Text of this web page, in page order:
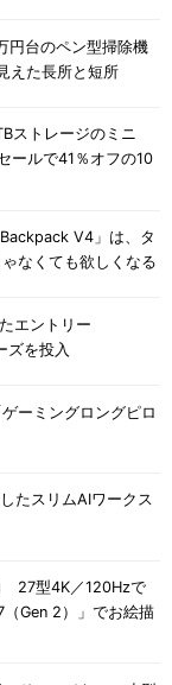
円台のペン型掃除機
えた長所と短所
ストレージのミニ
ールで41％オフの10
V4」は、タ
なくても欲しくなる
エントリー
ズを投入
ーミングロングピロ
たスリムAIワークス
27型4K／120Hzで
Gen 2）」でお絵描